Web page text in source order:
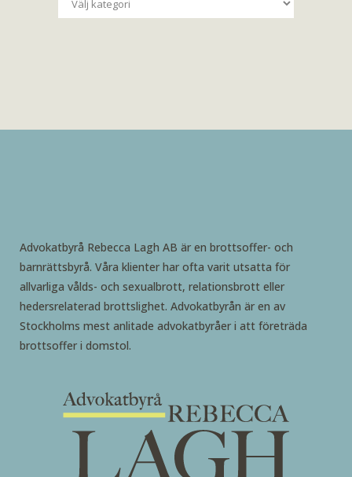
Advokatbyrå Rebecca Lagh AB är en brottsoffer- och
barnrättsbyrå. Våra klienter har ofta varit utsatta för
allvarliga vålds- och sexualbrott, relationsbrott eller
hedersrelaterad brottslighet. Advokatbyrån är en av
Stockholms mest anlitade advokatbyråer i att företräda
brottsoffer i domstol.